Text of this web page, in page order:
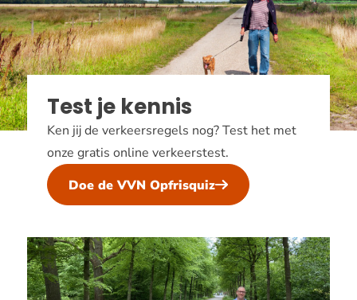
Test je kennis
Ken jij de verkeersregels nog? Test het met
onze gratis online verkeerstest.
Doe de VVN Opfrisquiz
Artikelen